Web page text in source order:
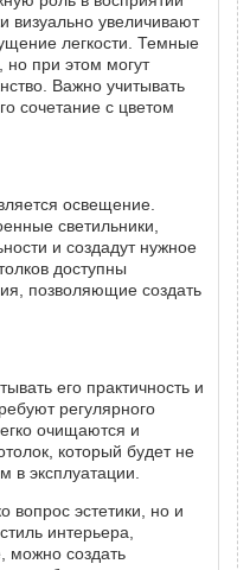
визуально увеличивают
легкости. Темные
но при этом могут
Важно учитывать
сочетание с цветом
освещение.
светильники,
и создадут нужное
доступны
позволяющие создать
его практичность и
регулярного
очищаются и
который будет не
в эксплуатации.
вопрос эстетики, но и
интерьера,
можно создать